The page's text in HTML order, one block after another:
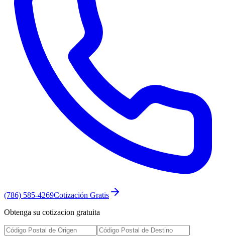
(786) 585-4269Cotización Gratis
Obtenga su cotizacion gratuita